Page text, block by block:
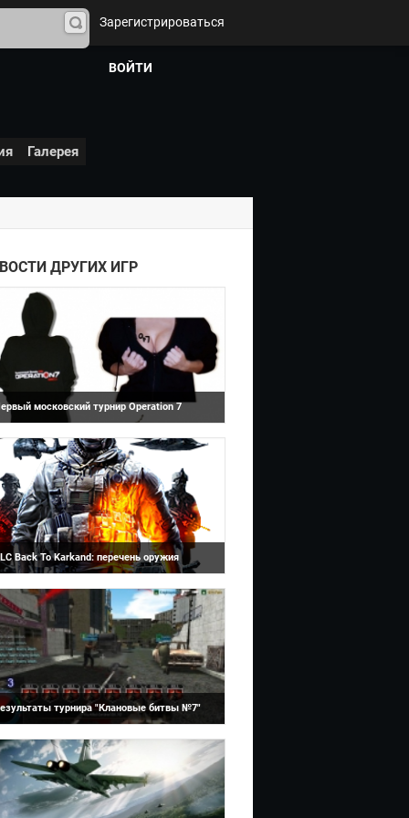
На
йти
Зарегистрироваться
ВОЙТИ
Галерея
ДРУГИХ ИГР
7
московский турнир Operation 7
Ура, друзья! 16 ноября наш с вами любимый
своего существования с момента релиза...
3
Back To Karkand: перечень оружия
кто предзаказал Battlefield 3
называемый Back To Karkand, в котором
7
турнира "Клановые битвы №7"
Завершился еще один турнир проекта
3